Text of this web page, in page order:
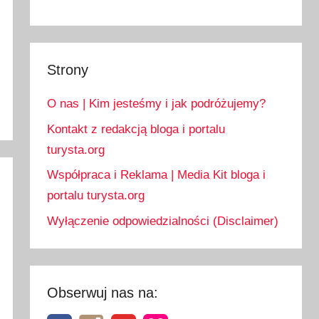
Strony
O nas | Kim jesteśmy i jak podróżujemy?
Kontakt z redakcją bloga i portalu
turysta.org
Współpraca i Reklama | Media Kit bloga i
portalu turysta.org
Wyłączenie odpowiedzialności (Disclaimer)
Obserwuj nas na: